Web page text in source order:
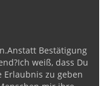
Anstatt Bestätigung
Ich weiß, dass Du
Erlaubnis zu geben